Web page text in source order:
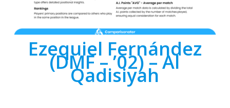
Ezequiel Fernández
(DMF – ’02) – Al
Qadisiyah